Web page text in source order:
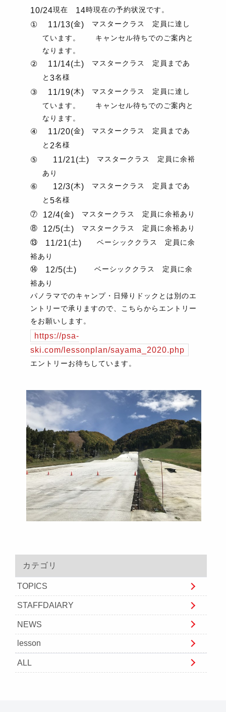
10/24現在 14時現在の予約状況です。
① 11/13(金) マスタークラス 定員に達し
ています。 キャンセル待ちでのご案内と
なります。
② 11/14(土) マスタークラス 定員まであ
と 3名様
③ 11/19(木) マスタークラス 定員に達し
ています。 キャンセル待ちでのご案内と
なります。
④ 11/20(金) マスタークラス 定員まであ
と 2名様
⑤ 11/21(土) マスタークラス 定員に余裕
あり
⑥ 12/3(木) マスタークラス 定員まであ
と 5名様
⑦
12/4(金) マスタークラス 定員に余裕あり
⑧
12/5(土) マスタークラス 定員に余裕あり
⑬ 11/21(土) ベーシッククラス 定員に余
裕あり
⑭ 12/5(土) ベーシッククラス 定員に余
裕あり
パノラマでのキャンプ・日帰りドックとは別のエ
ントリーで承りますので、こちらからエントリー
をお願いします。
https://psa-
ski.com/lessonplan/sayama_2020.php
エントリーお待ちしています。
カテゴリ
TOPICS
STAFFDAIARY
NEWS
lesson
ALL